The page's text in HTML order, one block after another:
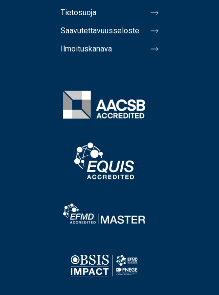
Tietosuoja
Saavutettavuusseloste
Ilmoituskanava
Image
Image
Image
Image